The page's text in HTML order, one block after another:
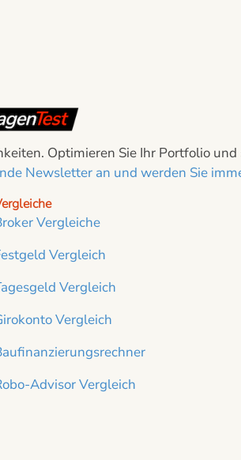
Optimieren Sie Ihr Portfolio und
Newsletter an und werden Sie
Vergleiche
Vergleich
Vergleich
Vergleich
Advisor Vergleich